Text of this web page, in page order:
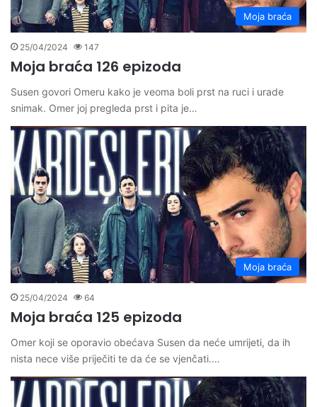
Moja braća
25/04/2024 147
Moja braća 126 epizoda
Susen govori Omeru kako je veoma boli prst na ruci i urade
snimak. Omer joj pregleda prst i pita je…
Moja braća
25/04/2024 64
Moja braća 125 epizoda
Omer koji se oporavio obećava Susen da neće umrijeti, da ih
nista nece više priječiti te da će se vjenčati.…